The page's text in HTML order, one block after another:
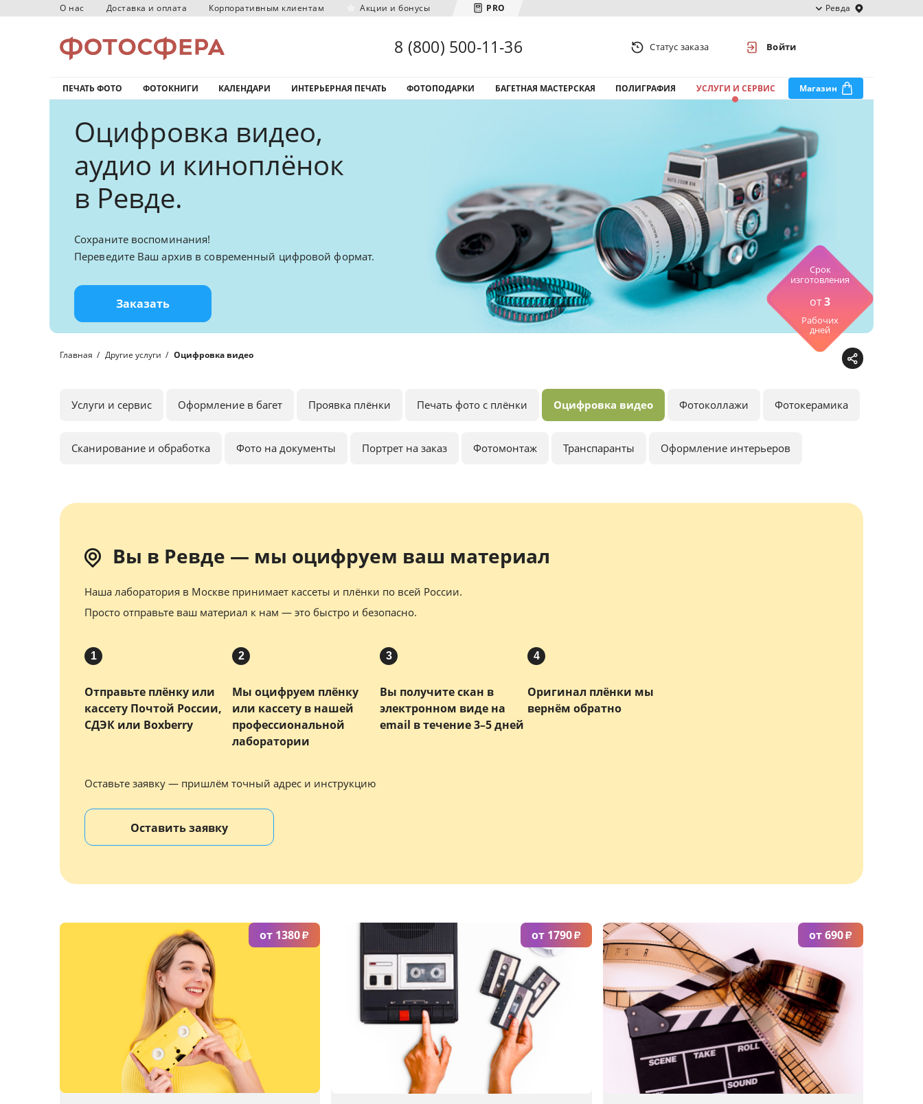
О нас Доставка и оплата Корпоративным клиентам Акции и бонусы PRO Ревда
Загрузка городов...
8 (800) 500-11-36 Статус заказа Войти
ПЕЧАТЬ ФОТО ФОТОКНИГИ КАЛЕНДАРИ ИНТЕРЬЕРНАЯ ПЕЧАТЬ ФОТОПОДАРКИ БАГЕТНАЯ МАСТЕРСКАЯ ПОЛИГРАФИЯ УСЛУГИ И СЕРВИС Магазин
Оцифровка видео,
аудио и киноплёнок
в Ревде.
Сохраните воспоминания!
Переведите Ваш архив в современный цифровой формат.
Срок
изготовления
от3
Рабочих
дней
Заказать
Главная Другие услуги Оцифровка видео
Услуги и сервис Оформление в багет Проявка плёнки Печать фото с плёнки Оцифровка видео Фотоколлажи Фотокерамика
Сканирование и обработка Фото на документы Портрет на заказ Фотомонтаж Транспаранты Оформление интерьеров
Вы в Ревде — мы оцифруем ваш материал
Наша лаборатория в Москве принимает кассеты и плёнки по всей России.
Просто отправьте ваш материал к нам — это быстро и безопасно.
1
Отправьте плёнку или
кассету Почтой России,
СДЭК или Boxberry
2
Мы оцифруем плёнку
или кассету в нашей
профессиональной
лаборатории
3
Вы получите скан в
электронном виде на
email в течение 3–5 дней
4
Оригинал плёнки мы
вернём обратно
Оставьте заявку — пришлём точный адрес и инструкцию
Оставить заявку
от 1380₽ от 1790₽ от 690₽